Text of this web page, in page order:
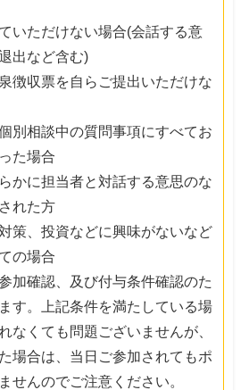
いただけない場合(会話する意
出など含む)
徴収票を自らご提出いただけな
別相談中の質問事項にすべてお
た場合
かに担当者と対話する意思のな
れた方
策、投資などに興味がないなど
の場合
加確認、及び付与条件確認のた
す。上記条件を満たしている場
なくても問題ございませんが、
場合は、当日ご参加されてもポ
せんのでご注意ください。